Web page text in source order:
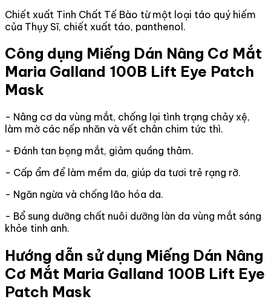
Chiết xuất Tinh Chất Tế Bào từ một loại táo quý hiếm
của Thụy Sĩ, chiết xuất táo, panthenol.
Công dụng Miếng Dán Nâng Cơ Mắt
Maria Galland 100B Lift Eye Patch
Mask
- Nâng cơ da vùng mắt, chống lại tình trạng chảy xệ,
làm mờ các nếp nhăn và vết chân chim tức thì.
- Đánh tan bọng mắt, giảm quầng thâm.
- Cấp ẩm để làm mềm da, giúp da tươi trẻ rạng rỡ.
- Ngăn ngừa và chống lão hóa da.
- Bổ sung dưỡng chất nuôi dưỡng làn da vùng mắt sáng
khỏe tinh anh.
Hướng dẫn sử dụng Miếng Dán Nâng
Cơ Mắt Maria Galland 100B Lift Eye
Patch Mask